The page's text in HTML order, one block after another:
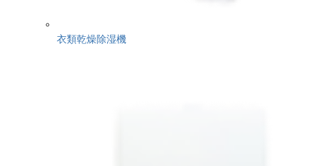
衣類乾燥除湿機